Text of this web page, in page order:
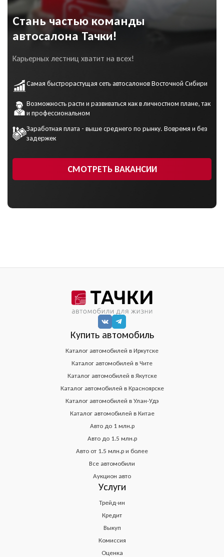
Стань частью команды
автосалона Тачки!
Карьерных лестниц хватит на всех!
Самая быстрорастущая сеть автосалонов Восточной Сибири
Возможность расти и развиваться как в личностном плане, так
и профессиональном
Заработная плата - выше среднего по рынку. Вовремя и без
задержек
СМОТРЕТЬ ВАКАНСИИ
Купить автомобиль
Каталог автомобилей в Иркутске
Каталог автомобилей в Чите
Каталог автомобилей в Якутске
Каталог автомобилей в Красноярске
Каталог автомобилей в Улан-Удэ
Каталог автомобилей в Китае
Авто до 1 млн.р
Авто до 1.5 млн.р
Авто от 1.5 млн.р и более
Все автомобили
Аукцион авто
Услуги
Трейд-ин
Кредит
Выкуп
Комиссия
Оценка
Даю согласие на обработку
персональных данных
однозначное
обработку моих
персональных данных
и
соглашаюсь с
Даю согласие на обработку
персональных данных
УЗНАТЬ ЦЕНУ
Даю согласие на обработку
Я выражаю своё конкретное, предметное,
информированное, сознательное и однозначное
согласие на обработку моих персональных
данных
конфиденциальности
ОФОРМИТЬ ОНЛАЙН
посредников.
ПОДРОБНЕЕ ОБ АУКЦИОНЕ